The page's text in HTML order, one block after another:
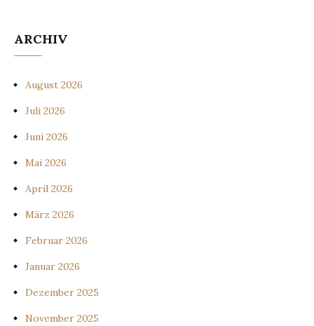
ARCHIV
August 2026
Juli 2026
Juni 2026
Mai 2026
April 2026
März 2026
Februar 2026
Januar 2026
Dezember 2025
November 2025